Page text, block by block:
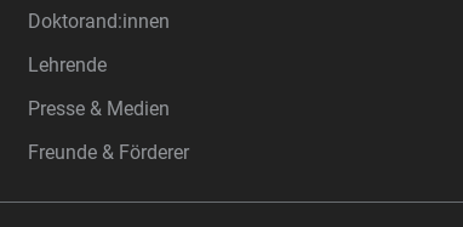
Doktorand:innen
Lehrende
Presse & Medien
Freunde & Förderer